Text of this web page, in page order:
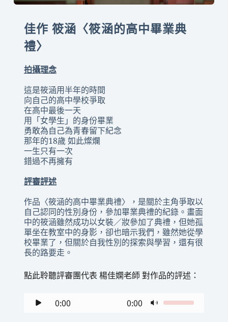
佳作 筱涵〈筱涵的高中畢業典
禮〉
拍攝理念
這是筱涵用半年的時間
向自己的高中學校爭取
在高中最後一天
用「女學生」的身份畢業
勇敢為自己為青春留下紀念
那年的18歲 如此燦爛
一生只有一次
錯過不再擁有
評審評述
作品〈筱涵的高中畢業典禮〉，是關於主角爭取以
自己認同的性別身份，參加畢業典禮的紀錄。畫面
中的筱涵雖然成功以女裝／妝參加了典禮，但她孤
單坐在教室中的身影，卻也暗示我們，雖然她從學
校畢業了，但關於自我性別的探索與學習，還有很
長的路要走。
點此聆聽評審團代表 楊佳嫻老師 對作品的評述：
0:00 0:00